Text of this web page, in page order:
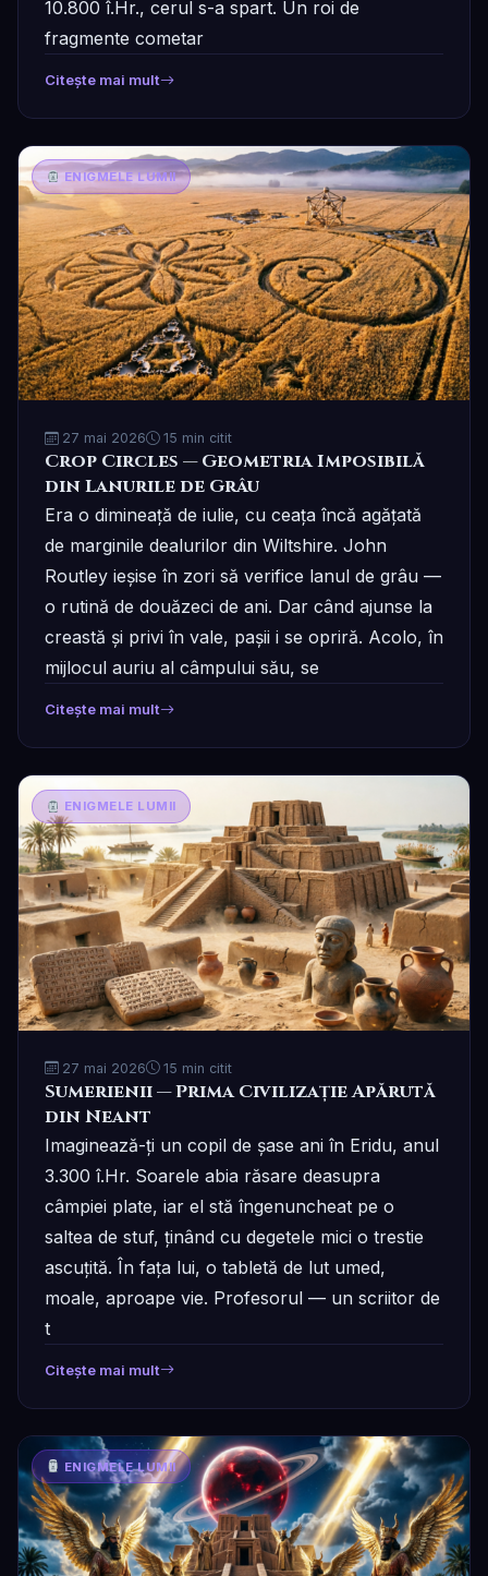
10.800 î.Hr., cerul s-a spart. Un roi de
fragmente cometar
Citește mai mult
ENIGMELE LUMII
27 mai 2026 15 min citit
Crop Circles — Geometria Imposibilă
din Lanurile de Grâu
Era o dimineață de iulie, cu ceața încă agățată
de marginile dealurilor din Wiltshire. John
Routley ieșise în zori să verifice lanul de grâu —
o rutină de douăzeci de ani. Dar când ajunse la
creastă și privi în vale, pașii i se opriră. Acolo, în
mijlocul auriu al câmpului său, se
Citește mai mult
ENIGMELE LUMII
27 mai 2026 15 min citit
Sumerienii — Prima Civilizație Apărută
din Neant
Imaginează-ți un copil de șase ani în Eridu, anul
3.300 î.Hr. Soarele abia răsare deasupra
câmpiei plate, iar el stă îngenuncheat pe o
saltea de stuf, ținând cu degetele mici o trestie
ascuțită. În fața lui, o tabletă de lut umed,
moale, aproape vie. Profesorul — un scriitor de
t
Citește mai mult
ENIGMELE LUMII